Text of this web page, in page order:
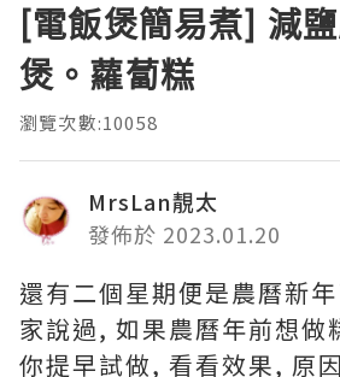
[電飯煲簡易煮] 減
煲。蘿蔔糕
瀏覽次數:10058
MrsLan靚太
發佈於 2023.01.20
還有二個星期便是農曆新
家說過, 如果農曆年前想做
你提早試做, 看看效果, 原